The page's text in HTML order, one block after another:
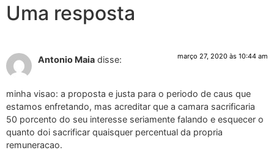
Uma resposta
Antonio Maia disse: março 27, 2020 às 10:44 am
minha visao: a proposta e justa para o periodo de caus que
estamos enfretando, mas acreditar que a camara sacrificaria
50 porcento do seu interesse seriamente falando e esquecer o
quanto doi sacrificar quaisquer percentual da propria
remuneracao.